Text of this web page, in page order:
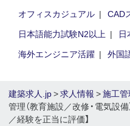
オフィスカジュアル
CAD
日本語能力試験N2以上
日
海外エンジニア活躍
外国
建築求人.jp>求人情報 >施工
管理（教育施設／改修・電気設
／経験を正当に評価】